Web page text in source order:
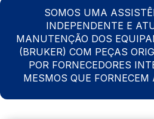
SOMOS UMA
INDEPENDENTE E
MANUTENÇÃO DOS
(BRUKER) COM PEÇAS
POR FORNECEDORES
MESMOS QUE FORNECEM